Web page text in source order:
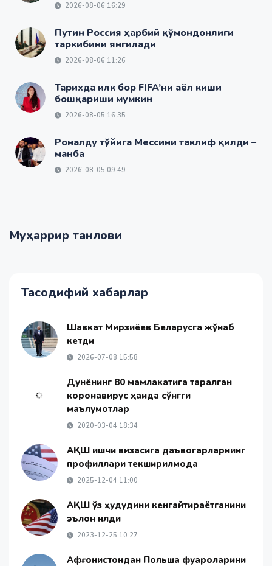
2026-08-06 16:29
Путин Россия ҳарбий қўмондонлиги
таркибини янгилади
2026-08-06 11:26
Тарихда илк бор FIFA’ни аёл киши
бошқариши мумкин
2026-08-05 16:35
Роналду тўйига Мессини таклиф қилди –
манба
2026-08-05 09:49
Муҳаррир танлови
Тасодифий хабарлар
Шавкат Мирзиёев Беларусга жўнаб
кетди
2026-07-08 15:58
Дунёнинг 80 мамлакатига тарқалган
коронавирус ҳақида сўнгги
маълумотлар
2020-03-04 18:34
АҚШ ишчи визасига даъвогарларнинг
профиллари текширилмоқда
2025-12-04 11:00
АҚШ ўз ҳудудини кенгайтираётганини
эълон қилди
2023-12-25 10:27
Афғонистондан Польша фуқароларини